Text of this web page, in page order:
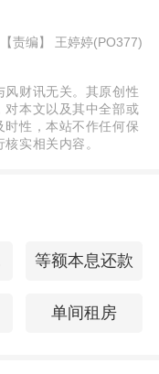
【责编】 王婷婷(PO377)
风财讯无关。其原创性
对本文以及其中全部或
性，本站不作任何保
实相关内容。
等额本息还款
单间租房